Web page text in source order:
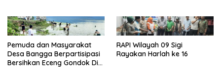
Pemuda dan Masyarakat
Desa Bangga Berpartisipasi
Bersihkan Eceng Gondok Di
RAPI Wilayah 09 Sigi
Rayakan Harlah ke 16